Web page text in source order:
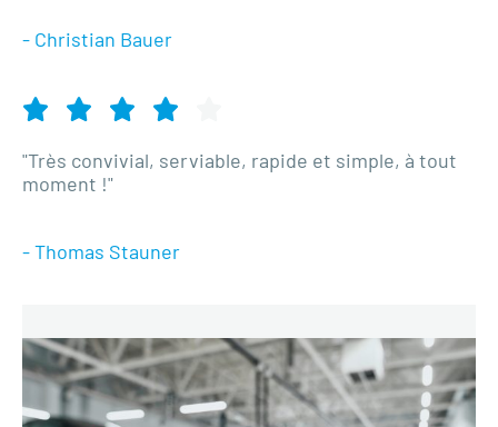
- Christian Bauer
- Thomas Stauner
"Très convivial, serviable, rapide et simple, à tout
moment !"